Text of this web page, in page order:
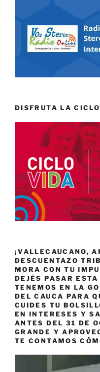
DISFRUTA LA
¡VALLECAUCANO,
DESCUENTAZO
MORA CON TU
DEJÉS PASAR
TENEMOS EN LA
DEL CAUCA PARA
CUIDES TU
EN INTERESES Y
ANTES DEL 31 DE
GRANDE Y
TE CONTAMOS